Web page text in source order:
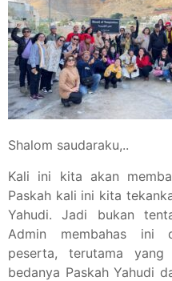
Shalom saudaraku,..
Kali ini kita akan
Paskah kali ini kita
Yahudi. Jadi bukan
Admin membahas ini
peserta, terutama yang
bedanya Paskah Yahudi